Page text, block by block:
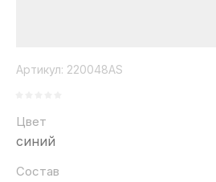
Артикул: 220048AS
Цвет
синий
Состав